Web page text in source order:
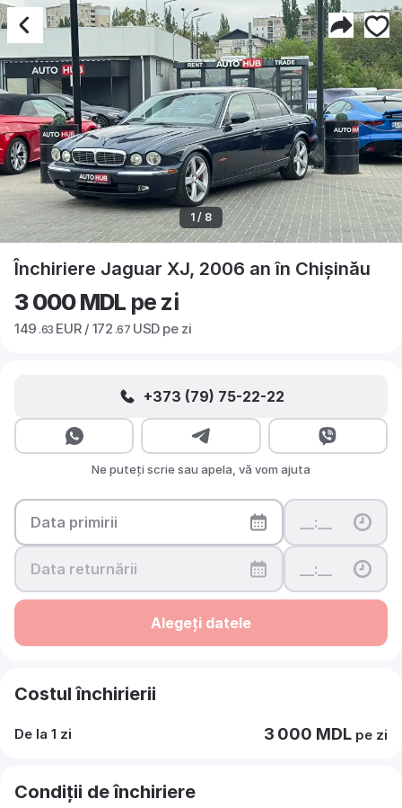
1 / 8
Închiriere Jaguar XJ, 2006 an în Chișinău
3 000 MDL pe zi
149 .63 EUR / 172 .67 USD pe zi
+373 (79) 75-22-22
Ne puteți scrie sau apela, vă vom ajuta
Alegeți datele
Costul închirierii
De la 1 zi 3 000 MDL pe zi
Condiții de închiriere